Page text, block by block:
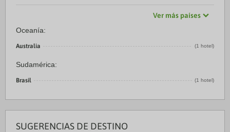
Ver más países
Oceanía:
Australia (1 hotel)
Sudamérica:
Brasil (1 hotel)
SUGERENCIAS DE DESTINO